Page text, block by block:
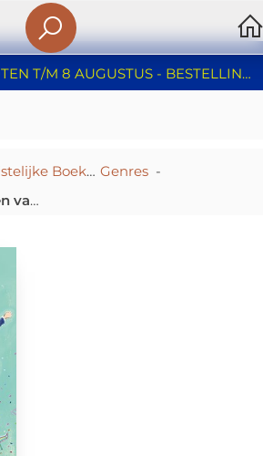
⛔️ WEBSHOP GESLOTEN T/M 8 AUGUSTUS - BESTELLINGEN WORDEN NIET IN BEHANDELING GENOMEN - FIJNE ZOMER!
HOME - Christelijke Boekhandel De Echo – Huizen | Boeken & Cadeaus Genres-
De geniale avonturen van Tony Confetti